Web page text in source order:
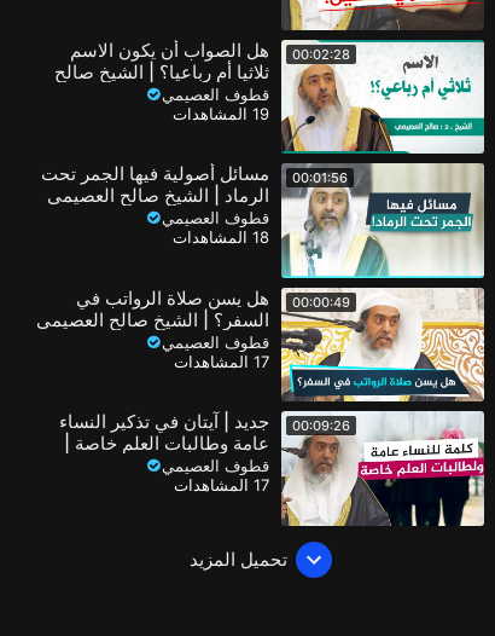
00:02:28
هل الصواب أن يكون الاسم
ثلاثيا أم رباعيا؟ | الشيخ صالح
العصيمي
قطوف العصيمي
19 المشاهدات
00:01:56
مسائل أصولية فيها الجمر تحت
الرماد | الشيخ صالح العصيمي
قطوف العصيمي
18 المشاهدات
00:00:49
هل يسن صلاة الرواتب في
السفر؟ | الشيخ صالح العصيمي
قطوف العصيمي
17 المشاهدات
00:09:26
جديد | آيتان في تذكير النساء
عامة وطالبات العلم خاصة |
الشيخ صالح العصيمي
قطوف العصيمي
17 المشاهدات
تحميل المزيد